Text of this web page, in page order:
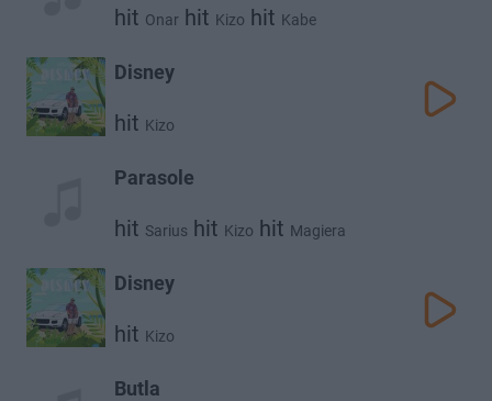
hit Onar hit Kizo hit Kabe
Disney
hit Kizo
Parasole
hit Sarius hit Kizo hit Magiera
Disney
hit Kizo
Butla